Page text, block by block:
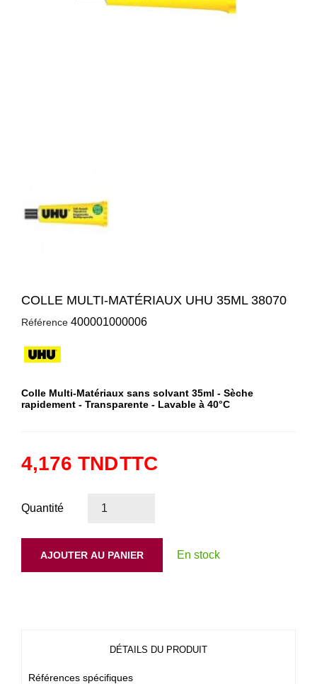
COLLE MULTI-MATÉRIAUX UHU 35ML 38070
Référence 400001000006
Colle Multi-Matériaux sans solvant 35ml - Sèche
rapidement - Transparente - Lavable à 40°C
4,176 TNDTTC
Quantité
AJOUTER AU PANIER En stock
DÉTAILS DU PRODUIT
Références spécifiques